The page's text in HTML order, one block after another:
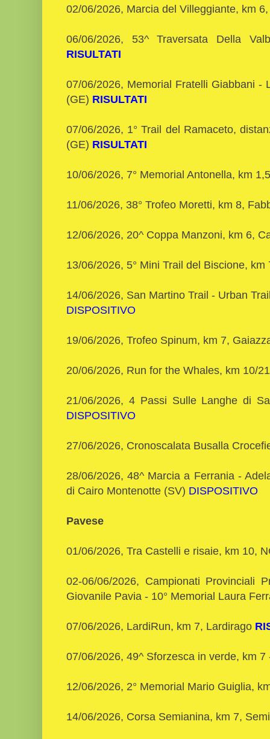
02/06/2026, Marcia del Villeggiante, km
06/06/2026, 53^ Traversata Della
RISULTATI
07/06/2026, Memorial Fratelli Giabbani -
(GE) RISULTATI
07/06/2026, 1° Trail del Ramaceto,
(GE) RISULTATI
10/06/2026, 7° Memorial Antonella, km
11/06/2026, 38° Trofeo Moretti, km 8,
12/06/2026, 20^ Coppa Manzoni, km 6,
13/06/2026, 5° Mini Trail del Biscione,
14/06/2026, San Martino Trail - Urban
DISPOSITIVO
19/06/2026, Trofeo Spinum, km 7,
20/06/2026, Run for the Whales, km 10/
21/06/2026, 4 Passi Sulle Langhe di
DISPOSITIVO
27/06/2026, Cronoscalata Busalla
28/06/2026, 48^ Marcia a Ferrania -
di Cairo Montenotte (SV) DISPOSITIVO
Pavese
01/06/2026, Tra Castelli e risaie, km 10,
02-06/06/2026, Campionati Provinciali
Giovanile Pavia - 10° Memorial Laura
07/06/2026, LardiRun, km 7, Lardirago
07/06/2026, 49^ Sforzesca in verde, km
12/06/2026, 2° Memorial Mario Guiglia,
14/06/2026, Corsa Semianina, km 7,